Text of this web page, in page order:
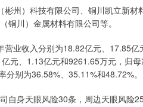
州）科技有限公司、铜川凯立新
铜川）金属材料有限公司等。
业收入分别为18.82亿元、17.85
元、1.13亿元和9261.65万元，归
别为36.58%、35.11%和48.72%。
自身天眼风险30条，周边天眼风险